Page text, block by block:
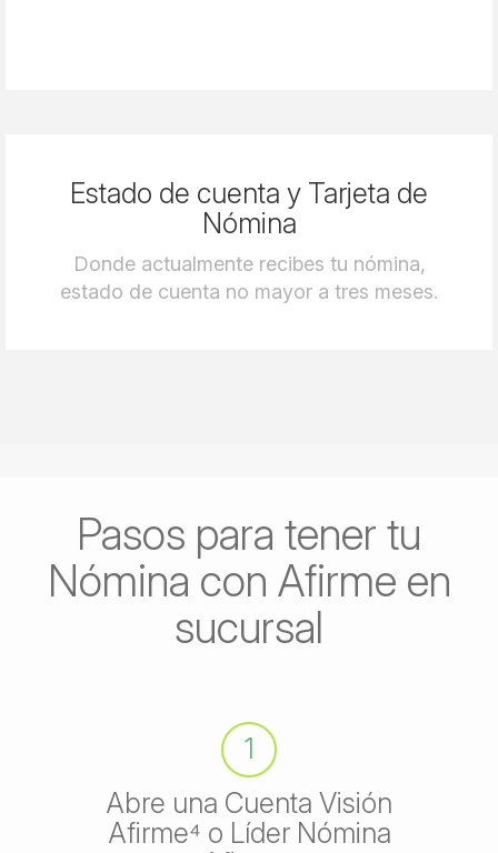
Estado de cuenta y Tarjeta de
Nómina
Donde actualmente recibes tu nómina,
estado de cuenta no mayor a tres meses.
Pasos para tener tu
Nómina con Afirme en
sucursal
1
Abre una Cuenta Visión
Afirme⁴ o Líder Nómina